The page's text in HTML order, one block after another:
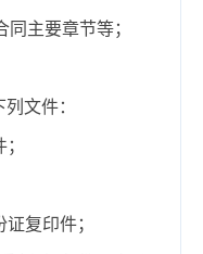
主要章节等；
文件：
复印件；